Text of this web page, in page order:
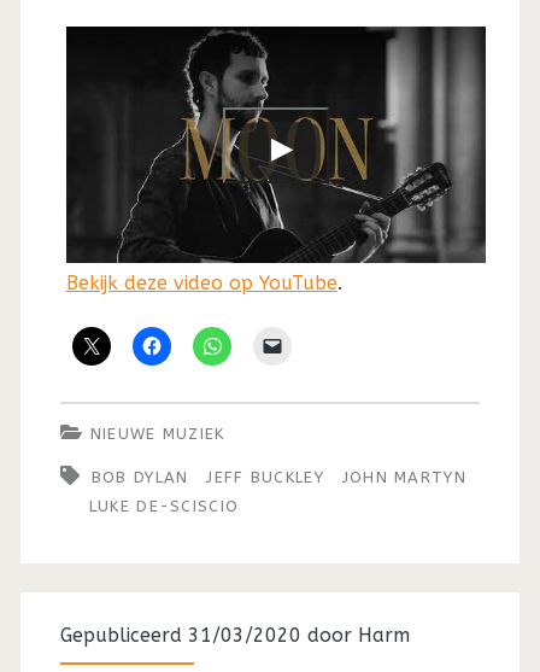
Bekijk deze video op YouTube.
NIEUWE MUZIEK
BOB DYLAN JEFF BUCKLEY
JOHN MARTYN
LUKE DE-SCISCIO
Gepubliceerd 31/03/2020 door Harm